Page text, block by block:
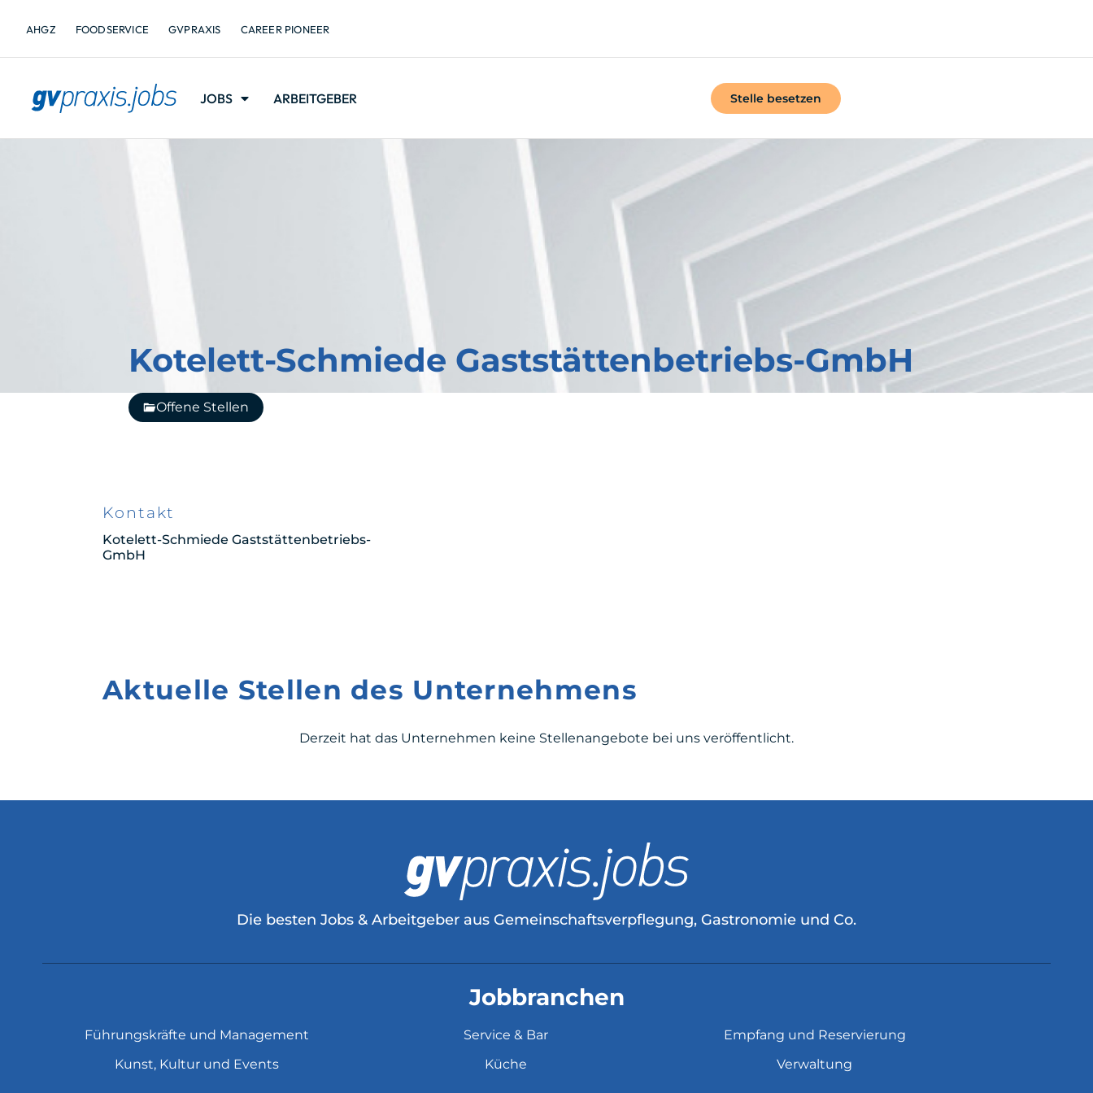
AHGZ FOODSERVICE GVPRAXIS CAREER PIONEER
JOBS ARBEITGEBER Stelle besetzen
Kotelett-Schmiede Gaststättenbetriebs-GmbH
Offene Stellen
Kontakt
Kotelett-Schmiede Gaststättenbetriebs-
GmbH
Aktuelle Stellen des Unternehmens
Derzeit hat das Unternehmen keine Stellenangebote bei uns veröffentlicht.
Die besten Jobs & Arbeitgeber aus Gemeinschaftsverpflegung, Gastronomie und Co.
Jobbranchen
Führungskräfte und Management
Kunst, Kultur und Events
Service & Bar
Küche
Empfang und Reservierung
Verwaltung